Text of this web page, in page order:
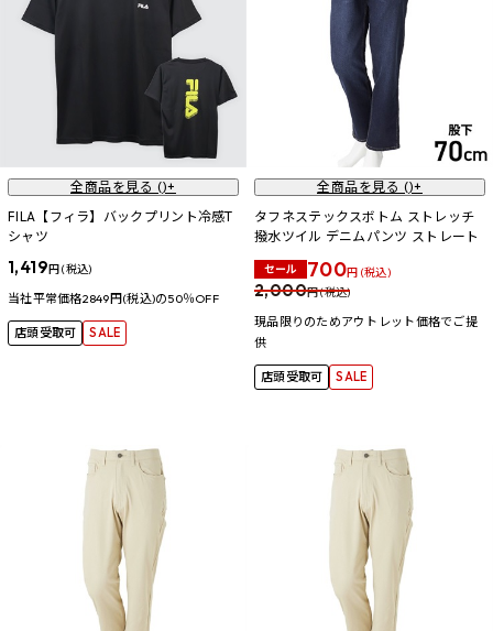
全商品を見る ()+
FILA【フィラ】バックプリント冷感T
シャツ
1,419円 (税込)
当社平常価格2849円(税込)の50％OFF
店頭受取可 SALE
全商品を見る ()+
タフネステックスボトム ストレッチ
撥水ツイル デニムパンツ ストレート
セール 700円 (税込)
2,000円 (税込)
現品限りのためアウトレット価格でご提
供
店頭受取可 SALE